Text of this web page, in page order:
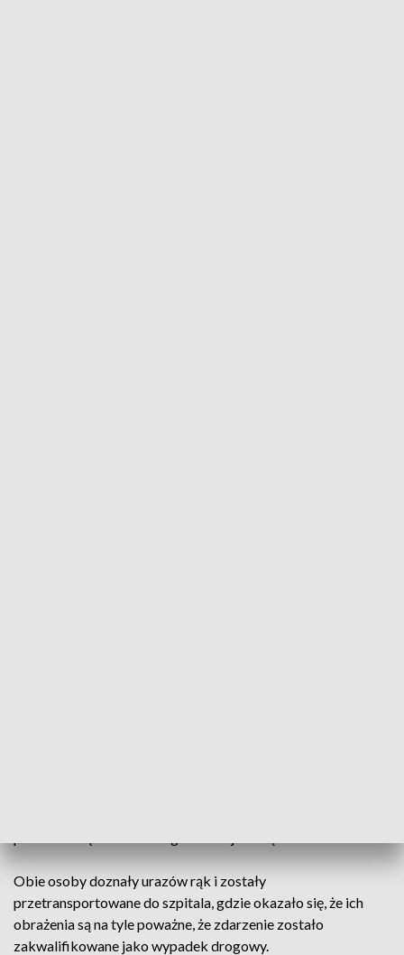
Obie osoby doznały urazów rąk i zostały
przetransportowane do szpitala, gdzie okazało się, że ich
obrażenia są na tyle poważne, że zdarzenie zostało
zakwalifikowane jako wypadek drogowy.